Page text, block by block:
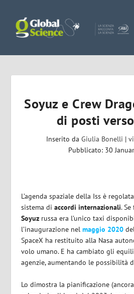
Soyuz e Crew
di posti
Inserito da Giulia Bonelli |
Pubblicato: 30
L’agenda spaziale della Iss è
sistema diaccordi internazionali.
Soyuz russa era l’unico taxi
l’inaugurazione nelmaggio 2020
SpaceX ha restituito alla Nasa
volo umano. E ha cambiato gli
agenzie, aumentando le possibilità
Lo dimostra la pianificazione